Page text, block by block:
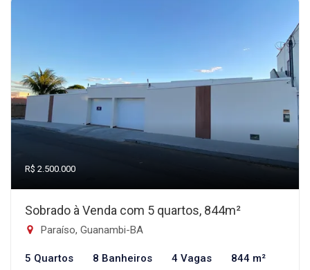
R$ 2.500.000
Sobrado à Venda com 5 quartos, 844m²
Paraíso, Guanambi-BA
5 Quartos 8 Banheiros 4 Vagas 844 m²